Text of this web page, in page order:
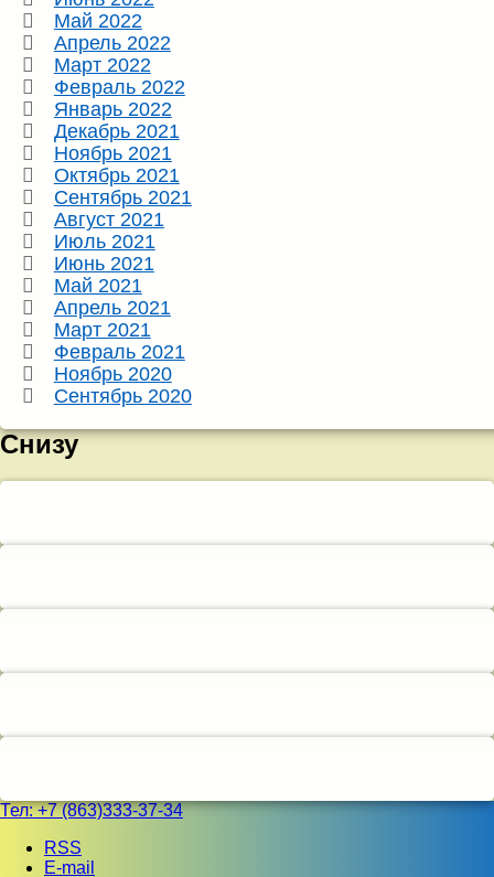
Май 2022
Апрель 2022
Март 2022
Февраль 2022
Январь 2022
Декабрь 2021
Ноябрь 2021
Октябрь 2021
Сентябрь 2021
Август 2021
Июль 2021
Июнь 2021
Май 2021
Апрель 2021
Март 2021
Февраль 2021
Ноябрь 2020
Сентябрь 2020
Снизу
Тел:+7 (863)333-37-34
RSS
E-mail